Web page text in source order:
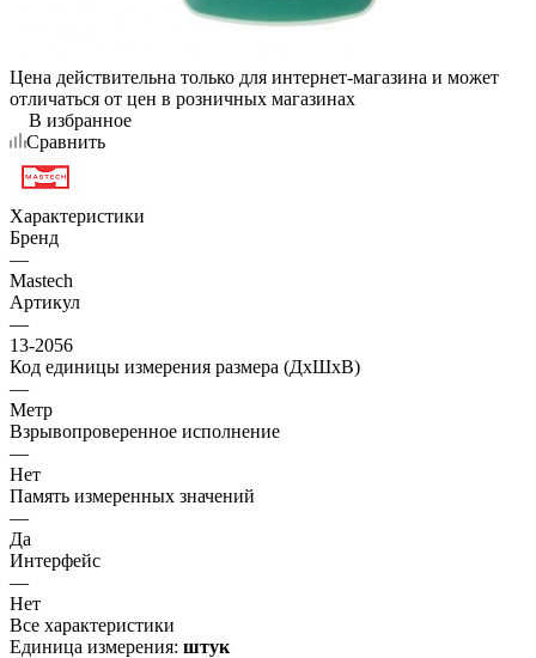
Цена действительна только для интернет-магазина и может
отличаться от цен в розничных магазинах
В избранное
Сравнить
Характеристики
Бренд
—
Mastech
Артикул
—
13-2056
Код единицы измерения размера (ДхШхВ)
—
Метр
Взрывопроверенное исполнение
—
Нет
Память измеренных значений
—
Да
Интерфейс
—
Нет
Все характеристики
Единица измерения: штук